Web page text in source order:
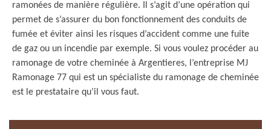
ramonées de manière régulière. Il s’agit d’une opération qui
permet de s’assurer du bon fonctionnement des conduits de
fumée et éviter ainsi les risques d’accident comme une fuite
de gaz ou un incendie par exemple. Si vous voulez procéder au
ramonage de votre cheminée à Argentieres, l’entreprise MJ
Ramonage 77 qui est un spécialiste du ramonage de cheminée
est le prestataire qu’il vous faut.